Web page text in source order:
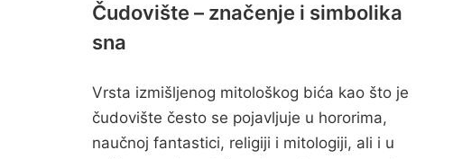
Čudovište – značenje i simbolika
sna
Vrsta izmišljenog mitološkog bića kao što je
čudovište često se pojavljuje u hororima,
naučnoj fantastici, religiji i mitologiji, ali i u